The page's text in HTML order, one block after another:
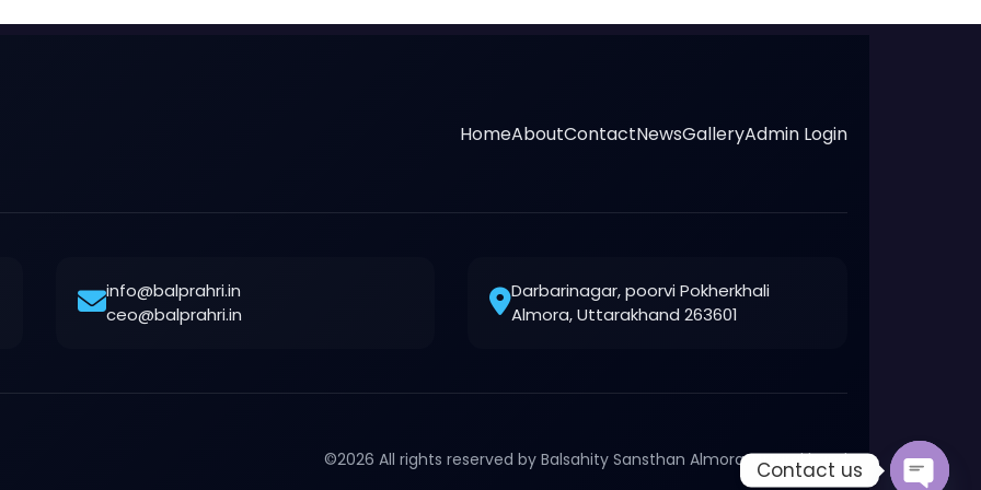
HomeAboutContactNewsGalleryAdmin Login
info@balprahri.in
ceo@balprahri.in
Darbarinagar, poorvi Pokherkhali
Almora, Uttarakhand 263601
©2026 All rights reserved by Balsahity Sansthan Almora, Uttarakhand
Contact us